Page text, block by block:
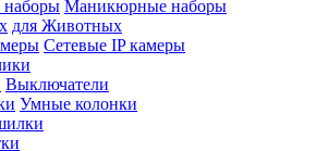
Маникюрные наборы
для Животных
Сетевые IP камеры
Выключатели
Умные колонки